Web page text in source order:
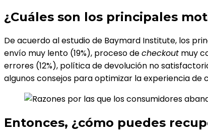
¿Cuáles son los principales
De acuerdo al estudio de Baymard Institute, los
envío muy lento (19%), proceso decheckout muy
errores (12%), política de devolución no
algunos consejos para optimizar la experiencia
Entonces, ¿cómo puedes